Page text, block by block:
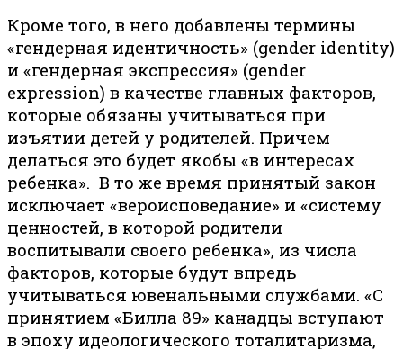
Кроме того, в него добавлены термины
«гендерная идентичность» (gender identity)
и «гендерная экспрессия» (gender
expression) в качестве главных факторов,
которые обязаны учитываться при
изъятии детей у родителей. Причем
делаться это будет якобы «в интересах
ребенка». В то же время принятый закон
исключает «вероисповедание» и «систему
ценностей, в которой родители
воспитывали своего ребенка», из числа
факторов, которые будут впредь
учитываться ювенальными службами. «С
принятием «Билла 89» канадцы вступают
в эпоху идеологического тоталитаризма,